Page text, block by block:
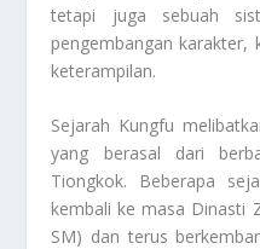
tetapi juga sebuah
pengembangan karakter,
keterampilan.
Sejarah Kungfu
yang berasal dari
Tiongkok. Beberapa
kembali ke masa Dinasti
SM) dan terus